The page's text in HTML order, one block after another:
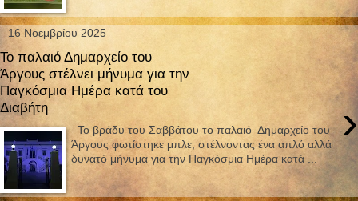
16 Νοεμβρίου 2025
Το παλαιό Δημαρχείο του
Άργους στέλνει μήνυμα για την
Παγκόσμια Ημέρα κατά του
Διαβήτη
›
Το βράδυ του Σαββάτου το παλαιό Δημαρχείο του
Άργους φωτίστηκε μπλε, στέλνοντας ένα απλό αλλά
δυνατό μήνυμα για την Παγκόσμια Ημέρα κατά ...